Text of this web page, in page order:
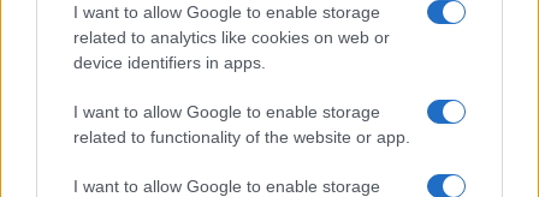
I want to allow Google to enable storage
related to analytics like cookies on web or
device identifiers in apps.
I want to allow Google to enable storage
related to functionality of the website or app.
I want to allow Google to enable storage